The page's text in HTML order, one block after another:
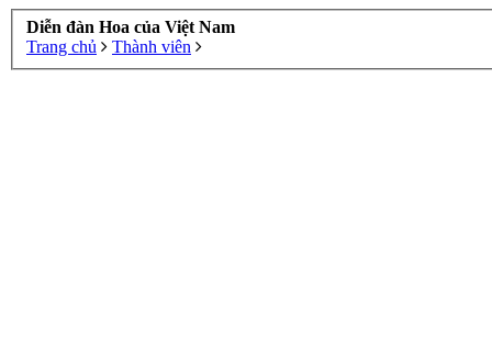
Diễn đàn Hoa của Việt Nam
Trang chủ
Thành viên